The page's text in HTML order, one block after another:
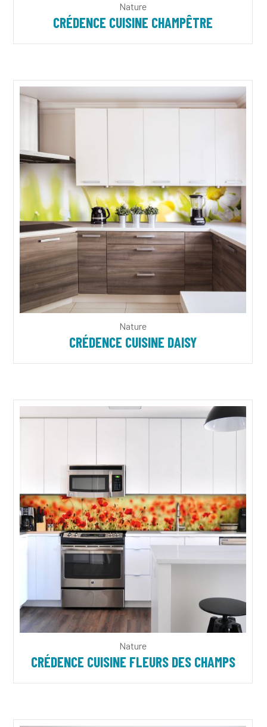
Nature
CRÉDENCE CUISINE CHAMPÊTRE
Nature
CRÉDENCE CUISINE DAISY
Nature
CRÉDENCE CUISINE FLEURS DES CHAMPS